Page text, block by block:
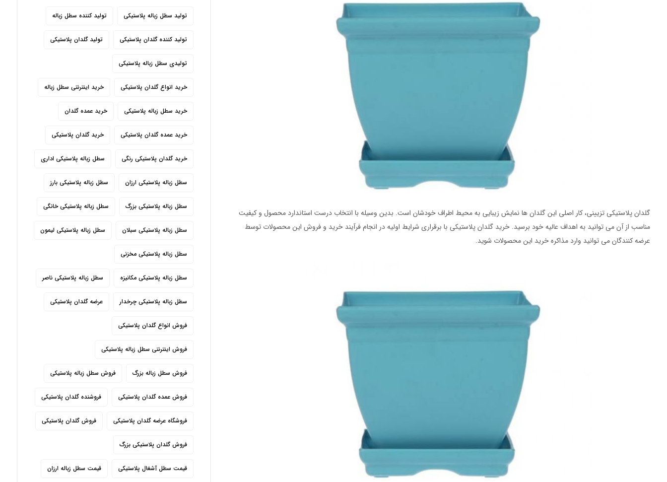
گلدان پلاستیکی تزیینی، کار اصلی این گلدان ها نمایش زیبایی به محیط اطراف خودشان است. بدین وسیله با انتخاب درست استاندارد محصول و کیفیت
مناسب از آن می توانید به اهداف عالیه خود برسید. خرید گلدان پلاستیکی با برقراری شرایط اولیه در انجام فرآیند خرید و فروش این محصولات توسط
عرضه کنندگان می توانید وارد مذاکره خرید این محصولات شوید.
تولید سطل زباله پلاستیکی تولید کننده سطل زباله
تولید کننده گلدان پلاستیکی تولید گلدان پلاستیکی
تولیدی سطل زباله پلاستیکی
خرید انواع گلدان پلاستیکی خرید اینترنتی سطل زباله
خرید سطل زباله پلاستیکی خرید عمده گلدان
خرید عمده گلدان پلاستیکی خرید گلدان پلاستیکی
خرید گلدان پلاستیکی رنگی سطل زباله پلاستیکی اداری
سطل زباله پلاستیکی ارزان سطل زباله پلاستیکی بارز
سطل زباله پلاستیکی بزرگ سطل زباله پلاستیکی خانگی
سطل زباله پلاستیکی سبلان سطل زباله پلاستیکی لیمون
سطل زباله پلاستیکی مخزنی
سطل زباله پلاستیکی مکانیزه سطل زباله پلاستیکی ناصر
سطل زباله پلاستیکی چرخدار عرضه گلدان پلاستیکی
فروش انواع گلدان پلاستیکی
فروش اینترنتی سطل زباله پلاستیکی
فروش سطل زباله بزرگ فروش سطل زباله پلاستیکی
فروش عمده گلدان پلاستیکی فروشنده گلدان پلاستیکی
فروشگاه عرضه گلدان پلاستیکی فروش گلدان پلاستیکی
فروش گلدان پلاستیکی بزرگ
قیمت سطل آشغال پلاستیکی قیمت سطل زباله ارزان